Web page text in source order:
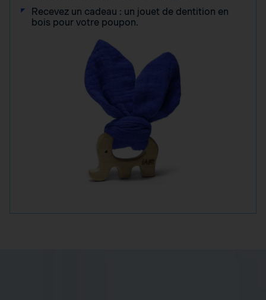
Recevez un cadeau : un jouet de dentition en
bois pour votre poupon.